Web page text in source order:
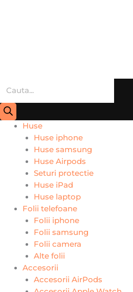
Huse
Huse iphone
Huse samsung
Huse Airpods
Seturi protectie
Huse iPad
Huse laptop
Folii telefoane
Folii iphone
Folii samsung
Folii camera
Alte folii
Accesorii
Accesorii AirPods